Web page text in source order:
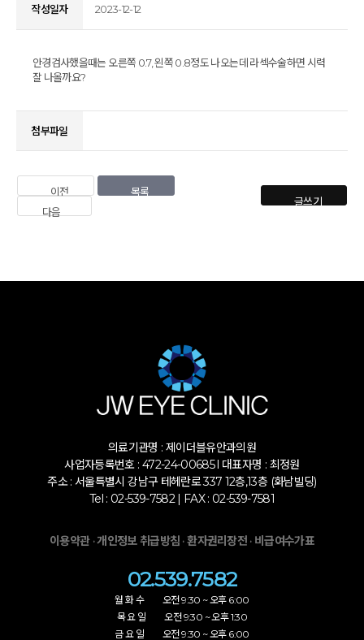
작성일자 2023-12-12
안경검사했을때는 오른쪽 0.7, 왼쪽 0.8정도 나오는데 라섹수술하면 시력
잘 나올까요?
첨부파일
이전
목록
다음
글쓰기
의료기관명 : 제이더블유안과의원
사업자등록번호 : 472-24-00685 l 대표자명 : 최정원
주소 : 서울특별시 강남구 테헤란로 337 12층,13층 (화남빌딩)
Tel : 02-539-7582 | FAX : 02-539-7581
이용약관·개인정보 취급방침 ·환자권리장전 · 비급여수가표
02.539.7582
월 화 수 오전 9:30 ~ 오후 6:00
목 요 일 오전 9:30 ~ 오후 1:30
금 요 일 오전 9:30 ~ 오후 6:00